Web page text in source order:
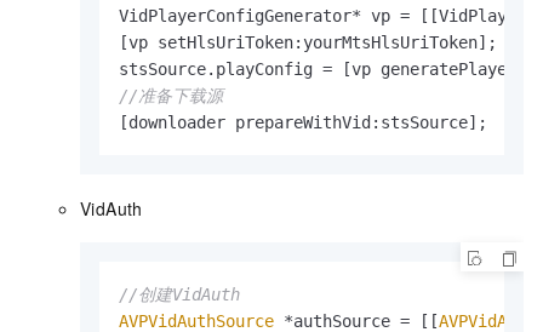
VidPlayerConfigGenerator* vp =
[vp setHlsUriToken:yourMtsHlsUriToken];
//准备下载源
[downloader prepareWithVid:stsSource];
VidAuth
//创建VidAuth
AVPVidAuthSource *authSource = [[